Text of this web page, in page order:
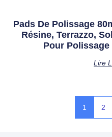
Pads De Polissage
Résine, Terrazzo,
Pour Polissage
Lire
1 2